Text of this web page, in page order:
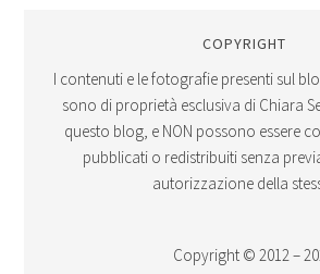
COPYRIGHT
I contenuti e le fotografie presenti sul
sono di proprietà esclusiva di Chiara
questo blog, e NON possono essere
pubblicati o redistribuiti senza
autorizzazione della
Copyright © 2012 –